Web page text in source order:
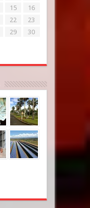
15
16
22
23
29
30